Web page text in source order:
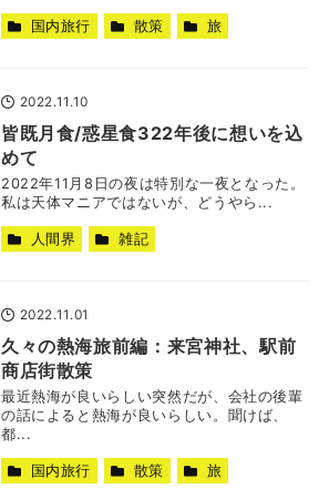
国内旅行 散策 旅
2022.11.10
皆既月食/惑星食322年後に想いを込
めて
2022年11月8日の夜は特別な一夜となった。
私は天体マニアではないが、どうやら...
人間界 雑記
2022.11.01
久々の熱海旅前編：来宮神社、駅前
商店街散策
最近熱海が良いらしい突然だが、会社の後輩
の話によると熱海が良いらしい。聞けば、
都...
国内旅行 散策 旅